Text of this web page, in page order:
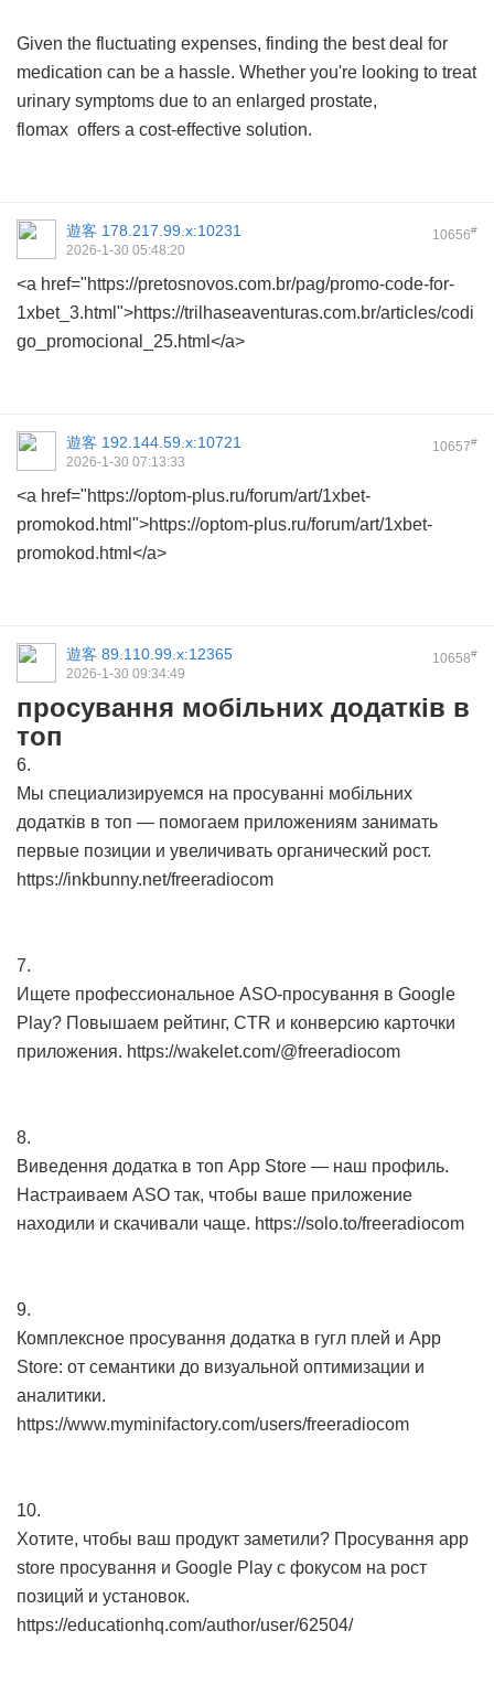
Given the fluctuating expenses, finding the best deal for
medication can be a hassle. Whether you're looking to treat
urinary symptoms due to an enlarged prostate,
flomax offers a cost-effective solution.
10656#
遊客 178.217.99.x:10231
2026-1-30 05:48:20
<a href="https://pretosnovos.com.br/pag/promo-code-for-
1xbet_3.html">https://trilhaseaventuras.com.br/articles/codi
go_promocional_25.html</a>
10657#
遊客 192.144.59.x:10721
2026-1-30 07:13:33
<a href="https://optom-plus.ru/forum/art/1xbet-
promokod.html">https://optom-plus.ru/forum/art/1xbet-
promokod.html</a>
10658#
遊客 89.110.99.x:12365
2026-1-30 09:34:49
просування мобільних додатків в
топ
6.
Мы специализируемся на просуванні мобільних
додатків в топ — помогаем приложениям занимать
первые позиции и увеличивать органический рост.
https://inkbunny.net/freeradiocom
7.
Ищете профессиональное ASO-просування в Google
Play? Повышаем рейтинг, CTR и конверсию карточки
приложения. https://wakelet.com/@freeradiocom
8.
Виведення додатка в топ App Store — наш профиль.
Настраиваем ASO так, чтобы ваше приложение
находили и скачивали чаще. https://solo.to/freeradiocom
9.
Комплексное просування додатка в гугл плей и App
Store: от семантики до визуальной оптимизации и
аналитики.
https://www.myminifactory.com/users/freeradiocom
10.
Хотите, чтобы ваш продукт заметили? Просування app
store просування и Google Play с фокусом на рост
позиций и установок.
https://educationhq.com/author/user/62504/